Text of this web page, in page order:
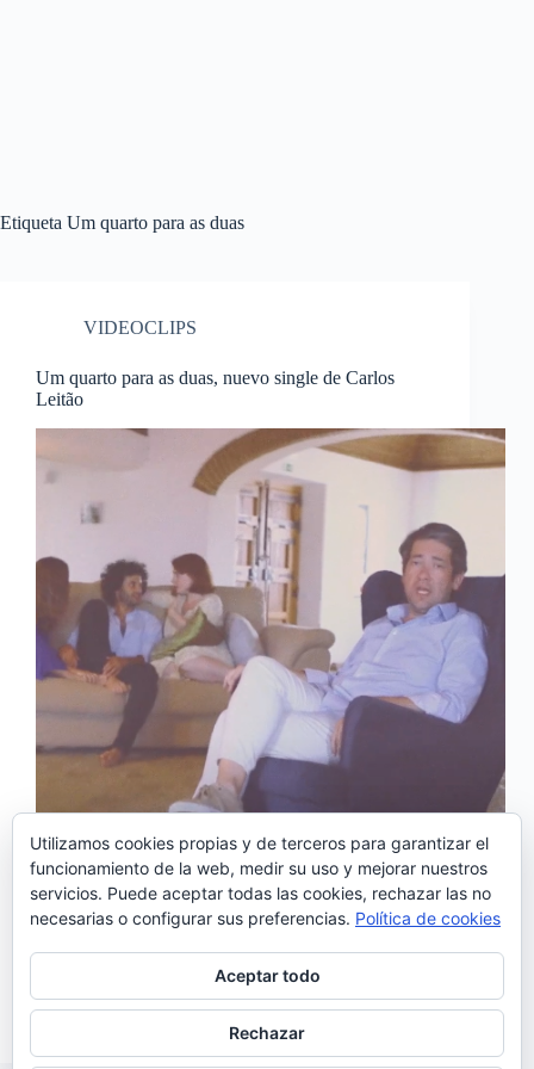
Etiqueta Um quarto para as duas
VIDEOCLIPS
Um quarto para as duas, nuevo single de Carlos
Leitão
El fadista Carlos Leitão estrena hoy ‘Um quarto para
as duas’, el tercer sencillo de su último trabajo,
«Casa Vazia» . ‘Um quarto para as duas’, llega tras
‘Dona Maria’ y el tema que da nombre al álbum,
‘Casa Vazia’.…
Noemí Sánchez
10/07/2020
Utilizamos cookies propias y de terceros para garantizar el
funcionamiento de la web, medir su uso y mejorar nuestros
servicios. Puede aceptar todas las cookies, rechazar las no
necesarias o configurar sus preferencias. Política de cookies
Aceptar todo
Rechazar